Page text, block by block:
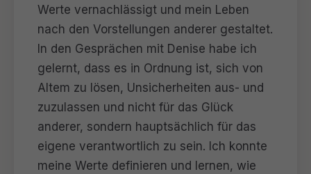
Werte vernachlässigt und mein Leben
nach den Vorstellungen anderer gestaltet.
In den Gesprächen mit Denise habe ich
gelernt, dass es in Ordnung ist, sich von
Altem zu lösen, Unsicherheiten aus- und
zuzulassen und nicht für das Glück
anderer, sondern hauptsächlich für das
eigene verantwortlich zu sein. Ich konnte
meine Werte definieren und lernen, wie